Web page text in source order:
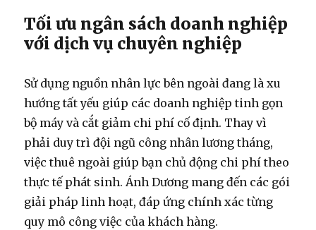
Tối ưu ngân sách doanh nghiệp
với dịch vụ chuyên nghiệp
Sử dụng nguồn nhân lực bên ngoài đang là xu
hướng tất yếu giúp các doanh nghiệp tinh gọn
bộ máy và cắt giảm chi phí cố định. Thay vì
phải duy trì đội ngũ công nhân lương tháng,
việc thuê ngoài giúp bạn chủ động chi phí theo
thực tế phát sinh. Ánh Dương mang đến các gói
giải pháp linh hoạt, đáp ứng chính xác từng
quy mô công việc của khách hàng.